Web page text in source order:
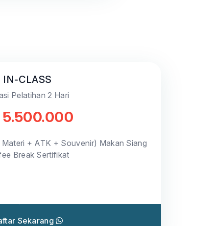
IN-CLASS
Pelatihan 2 Hari
5.500.000
+ ATK + Souvenir) Makan Siang
Break Sertifikat
Sekarang